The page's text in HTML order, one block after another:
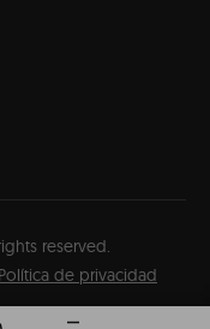
reserved.
Política de privacidad